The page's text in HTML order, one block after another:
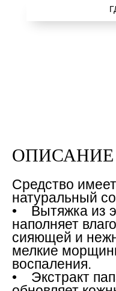
ОПИСАНИЕ
Средство
натуральный
• Вытяжка из
наполняет
сияющей и
мелкие
воспаления.
• Экстракт